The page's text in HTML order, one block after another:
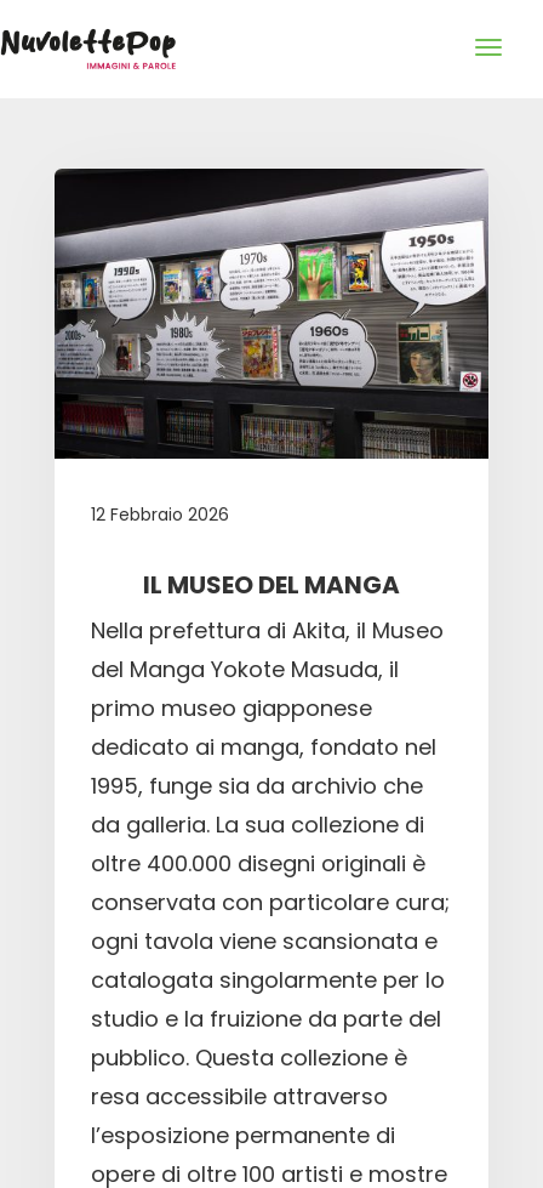
12 Febbraio 2026
IL MUSEO DEL MANGA
Nella prefettura di Akita, il Museo
del Manga Yokote Masuda, il
primo museo giapponese
dedicato ai manga, fondato nel
1995, funge sia da archivio che
da galleria. La sua collezione di
oltre 400.000 disegni originali è
conservata con particolare cura;
ogni tavola viene scansionata e
catalogata singolarmente per lo
studio e la fruizione da parte del
pubblico. Questa collezione è
resa accessibile attraverso
l’esposizione permanente di
opere di oltre 100 artisti e mostre